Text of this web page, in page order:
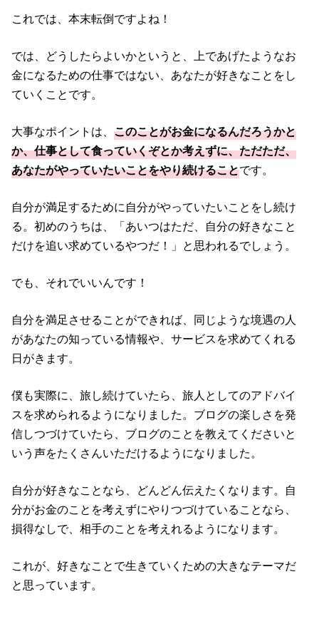
これでは、本末転倒ですよね！
では、どうしたらよいかというと、上であげたようなお
金になるための仕事ではない、あなたが好きなことをし
ていくことです。
大事なポイントは、このことがお金になるんだろうかと
か、仕事として食っていくぞとか考えずに、ただただ、
あなたがやっていたいことをやり続けることです。
自分が満足するために自分がやっていたいことをし続け
る。初めのうちは、「あいつはただ、自分の好きなこと
だけを追い求めているやつだ！」と思われるでしょう。
でも、それでいいんです！
自分を満足させることができれば、同じような境遇の人
があなたの知っている情報や、サービスを求めてくれる
日がきます。
僕も実際に、旅し続けていたら、旅人としてのアドバイ
スを求められるようになりました。ブログの楽しさを発
信しつづけていたら、ブログのことを教えてくださいと
いう声をたくさんいただけるようになりました。
自分が好きなことなら、どんどん伝えたくなります。自
分がお金のことを考えずにやりつづけていることなら、
損得なしで、相手のことを考えれるようになります。
これが、好きなことで生きていくための大きなテーマだ
と思っています。